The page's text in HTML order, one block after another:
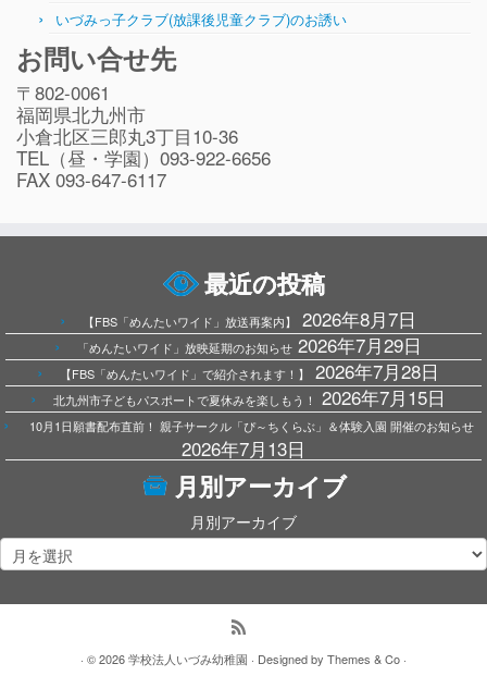
いづみっ子クラブ(放課後児童クラブ)のお誘い
お問い合せ先
〒802-0061
福岡県北九州市
小倉北区三郎丸3丁目10-36
TEL（昼・学園）093-922-6656
FAX 093-647-6117
最近の投稿
【FBS「めんたいワイド」放送再案内】 2026年8月7日
「めんたいワイド」放映延期のお知らせ 2026年7月29日
【FBS「めんたいワイド」で紹介されます！】 2026年7月28日
北九州市子どもパスポートで夏休みを楽しもう！ 2026年7月15日
10月1日願書配布直前！ 親子サークル「ぴ～ちくらぶ」＆体験入園 開催のお知らせ
2026年7月13日
月別アーカイブ
月別アーカイブ
· © 2026学校法人いづみ幼稚園 · Designed by Themes & Co ·